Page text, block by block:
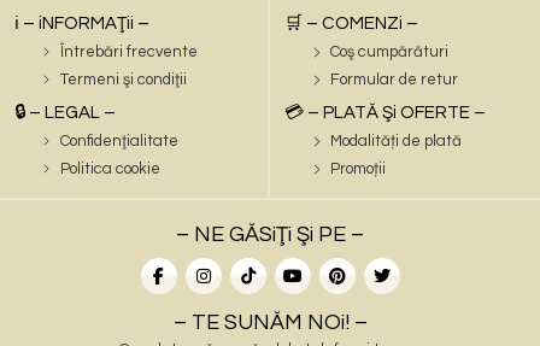
ℹ️ – iNFORMAŢii –
Întrebări frecvente
Termeni şi condiţii
🔒 – LEGAL –
Confidenţialitate
Politica cookie
🛒 – COMENZi –
Coş cumpărături
Formular de retur
💳 – PLATĂ Şi OFERTE –
Modalități de plată
Promoții
– NE GĂSiŢi Şi PE –
– TE SUNĂM NOi! –